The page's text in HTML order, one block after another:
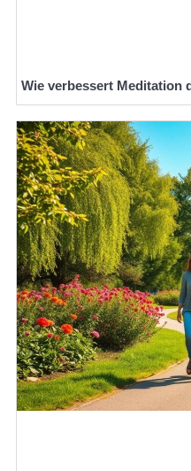
Wie verbessert Meditation